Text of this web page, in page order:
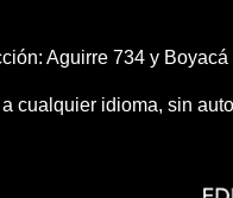
Aguirre 734 y Boyacá
cualquier idioma, sin